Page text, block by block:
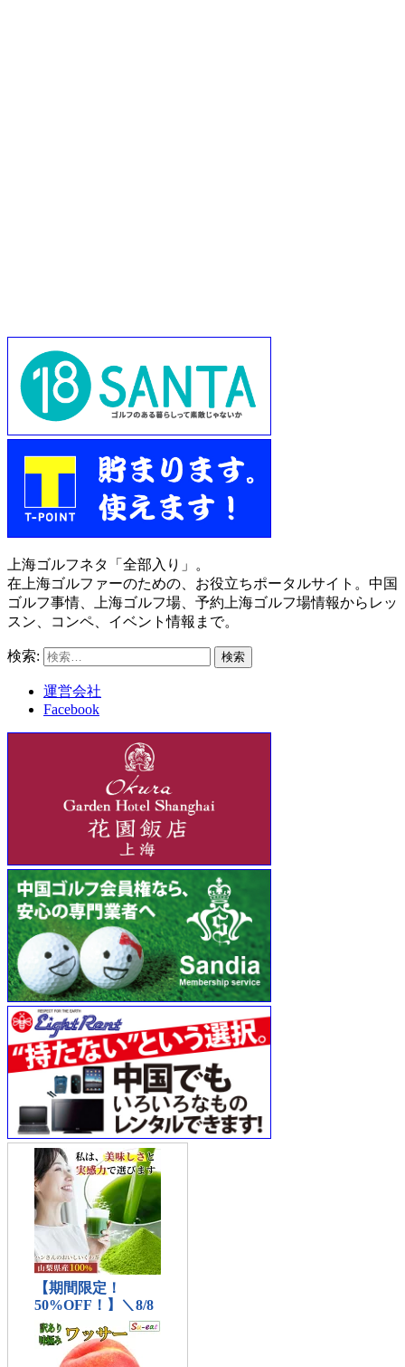
上海ゴルフネタ「全部入り」。
在上海ゴルファーのための、お役立ちポータルサイト。中国
ゴルフ事情、上海ゴルフ場、予約上海ゴルフ場情報からレッ
スン、コンペ、イベント情報まで。
検索:
運営会社
Facebook